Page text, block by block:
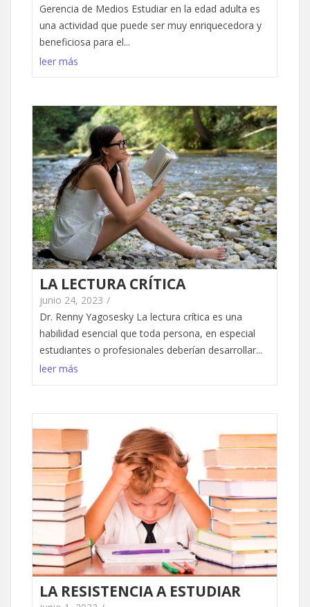
Gerencia de Medios Estudiar en la edad adulta es
una actividad que puede ser muy enriquecedora y
beneficiosa para el...
leer más
LA LECTURA CRÍTICA
junio 24, 2023 /
Dr. Renny Yagosesky La lectura crítica es una
habilidad esencial que toda persona, en especial
estudiantes o profesionales deberían desarrollar...
leer más
LA RESISTENCIA A ESTUDIAR